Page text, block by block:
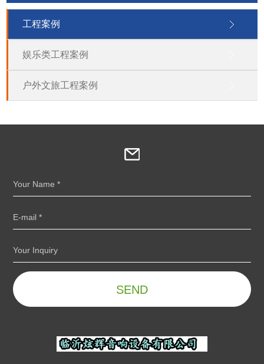
工程案例
娱乐类工程案例
户外文旅工程案例